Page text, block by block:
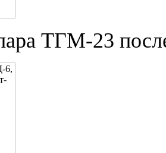
ТГМ-23